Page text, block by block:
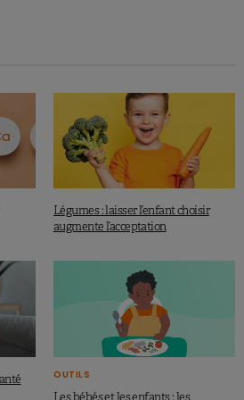
Légumes : laisser l’enfant choisir
augmente l’acceptation
OUTILS
Les bébés et les enfants : les